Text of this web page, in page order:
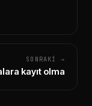
SONRAKI →
kayıt olma